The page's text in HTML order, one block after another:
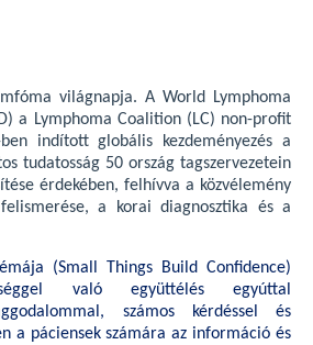
világnapja. A World Lymphoma
a Lymphoma Coalition (LC) non-profit
indított globális kezdeményezés a
tudatosság 50 ország tagszervezetein
érdekében, felhívva a közvélemény
a korai diagnosztika és a
(Small Things Build Confidence)
való együttélés egyúttal
számos kérdéssel és
a páciensek számára az információ és